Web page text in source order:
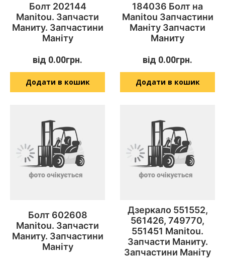
Болт 202144
Manitou. Запчасти
Маниту. Запчастини
Маніту
від 0.00грн.
Додати в кошик
184036 Болт на
Manitou Запчастини
Маніту Запчасти
Маниту
від 0.00грн.
Додати в кошик
Болт 602608
Manitou. Запчасти
Маниту. Запчастини
Маніту
Дзеркало 551552,
561426, 749770,
551451 Manitou.
Запчасти Маниту.
Запчастини Маніту